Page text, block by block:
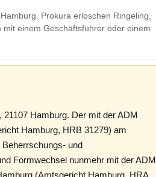
Prokura erloschen Ringeling,
einem Geschäftsführer oder einem
Hamburg. Der mit der ADM
Hamburg, HRB 31279) am
und
Formwechsel nunmehr mit der ADM